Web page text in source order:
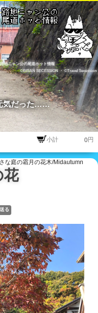
路地ニャン公の尾道ホット情報
©BISAN SECESSION
・©Travel Secession
円
気だった……
な庭の霜月の花木/Midautumn
花
る